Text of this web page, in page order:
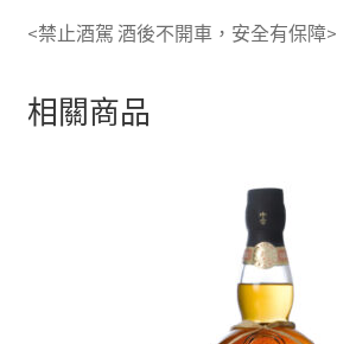
<禁止酒駕 酒後不開車，安全有保障>
相關商品